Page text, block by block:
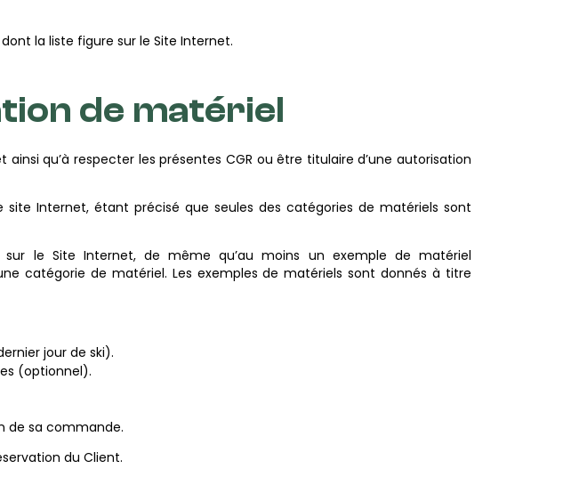
la liste figure sur le Site Internet.
de matériel
qu’à respecter les présentes CGR ou être titulaire d’une autorisation
Internet, étant précisé que seules des catégories de matériels sont
le Site Internet, de même qu’au moins un exemple de matériel
catégorie de matériel. Les exemples de matériels sont donnés à titre
jour de ski).
(optionnel).
de sa commande.
du Client.